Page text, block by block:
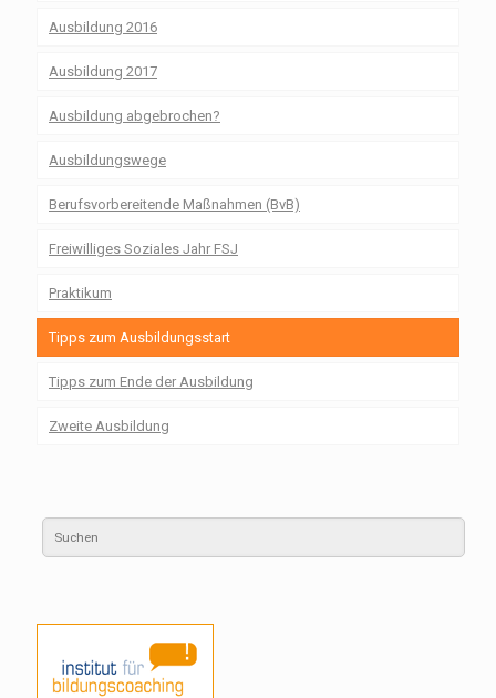
Ausbildung 2016
Ausbildung 2017
Ausbildung abgebrochen?
Ausbildungswege
Berufsvorbereitende Maßnahmen (BvB)
Freiwilliges Soziales Jahr FSJ
Praktikum
Tipps zum Ausbildungsstart
Tipps zum Ende der Ausbildung
Zweite Ausbildung